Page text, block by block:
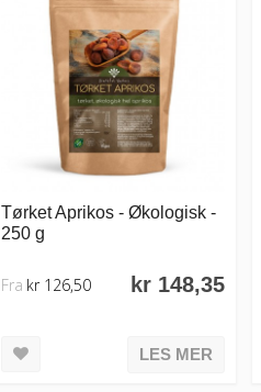
Tørket Aprikos - Økologisk -
250 g
kr 148,35
Fra kr 126,50
LES MER